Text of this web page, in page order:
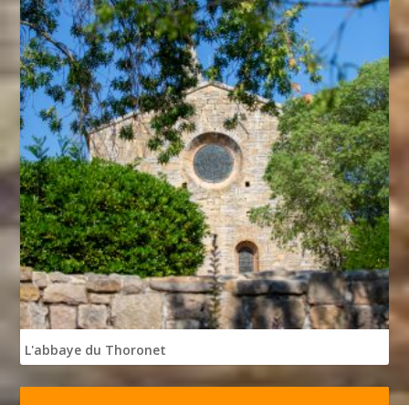
L'abbaye du Thoronet